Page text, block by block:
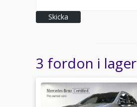
Skicka
3 fordon i lager